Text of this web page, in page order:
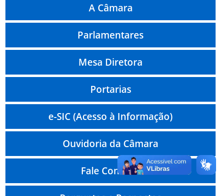
A Câmara
Parlamentares
Mesa Diretora
Portarias
e-SIC (Acesso à Informação)
Ouvidoria da Câmara
Fale Conosco